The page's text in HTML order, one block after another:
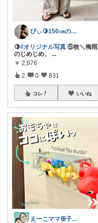
ぴぃ🍋150㎝の心地いい暮らし🧺ˊ˗
🍋#オリジナル写真 ⑤枚＼梅雨
のじめじめ、
...
￥ 2,876
2 0 831
コレ いいね
えーこママꕥ子供達と夏を楽しむぞ☀️